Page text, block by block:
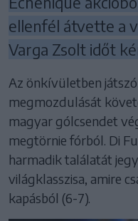
ellenfél átvette a
Varga Zsolt időt
Az önkívületben
megmozdulását
magyar gólcsendet
megtörnie fórból. Di
harmadik találatát
világklasszisa, amire
kapásból (6-7).